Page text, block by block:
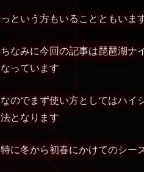
っという方もいることともいま
ちなみに今回の記事は琵琶湖ナ
なっています
なのでまず使い方としてはハイ
法となります
特に冬から初春にかけてのシー